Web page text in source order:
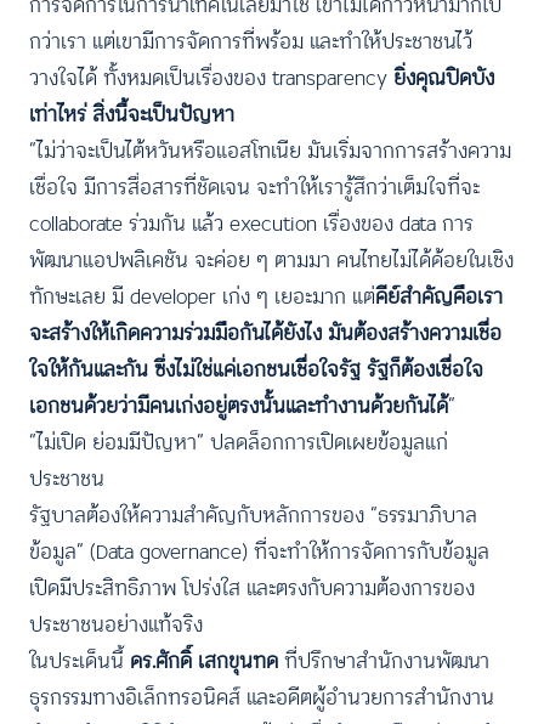
กว่าเรา แต่เขามีการจัดการที่พร้อม และทำให้ประชาชนไว้
วางใจได้ ทั้งหมดเป็นเรื่องของ transparencyยิ่งคุณปิดบัง
เท่าไหร่ สิ่งนี้จะเป็นปัญหา
“ไม่ว่าจะเป็นไต้หวันหรือแอสโทเนีย มันเริ่มจากการสร้างความ
เชื่อใจ มีการสื่อสารที่ชัดเจน จะทำให้เรารู้สึกว่าเต็มใจที่จะ
collaborate ร่วมกัน แล้ว execution เรื่องของ data การ
พัฒนาแอปพลิเคชัน จะค่อย ๆ ตามมา คนไทยไม่ได้ด้อยในเชิง
ทักษะเลย มี developer เก่ง ๆ เยอะมาก แต่คีย์สำคัญคือเรา
จะสร้างให้เกิดความร่วมมือกันได้ยังไง มันต้องสร้างความเชื่อ
ใจให้กันและกัน ซึ่งไม่ใช่แค่เอกชนเชื่อใจรัฐ รัฐก็ต้องเชื่อใจ
เอกชนด้วยว่ามีคนเก่งอยู่ตรงนั้นและทำงานด้วยกันได้”
“ไม่เปิด ย่อมมีปัญหา” ปลดล็อกการเปิดเผยข้อมูลแก่
ประชาชน
รัฐบาลต้องให้ความสำคัญกับหลักการของ “ธรรมาภิบาล
ข้อมูล” (Data governance) ที่จะทำให้การจัดการกับข้อมูล
เปิดมีประสิทธิภาพ โปร่งใส และตรงกับความต้องการของ
ประชาชนอย่างแท้จริง
ในประเด็นนี้ ดร.ศักดิ์ เสกขุนทดที่ปรึกษาสำนักงานพัฒนา
ธุรกรรมทางอิเล็กทรอนิคส์ และอดีตผู้อำนวยการสำนักงาน